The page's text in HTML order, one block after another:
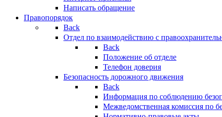
Написать обращение
Правопорядок
Back
Отдел по взаимодействию с
Back
Положение об отделе
Телефон доверия
Безопасность дорожного движения
Back
Информация по соблюдению
Межведомственная комиссия по